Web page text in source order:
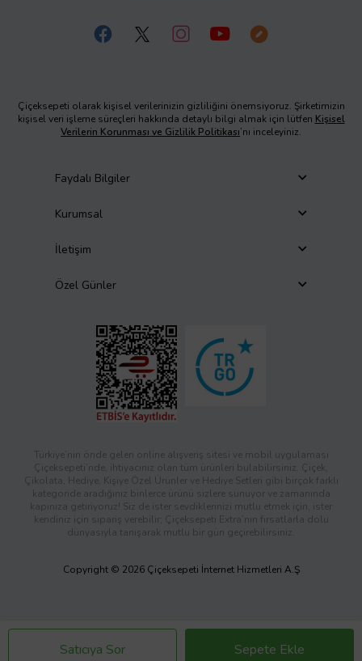
Satıcıya Sor Sepete Ekle
Çiçeksepeti olarak kişisel verilerinizin gizliliğini önemsiyoruz. Şirketimizin
kişisel veri işleme süreçleri hakkında detaylı bilgi almak için lütfen Kişisel
Verilerin Korunması ve Gizlilik Politikası’nı inceleyiniz.
Faydalı Bilgiler
Kurumsal
İletişim
Özel Günler
Türkiye’nin önde gelen online alışveriş sitesi ve mobil uygulaması
Çiçeksepeti’nde, ihtiyacınız olan tüm ürünleri bulabilirsiniz. Çiçek,
Çikolata, Hediye, Kişiye Özel Ürünler ve Hediye Setleri gibi birçok farklı
kategoride aradığınız binlerce ürünü sizlere sunuyor ve zamanında
kapınıza getiriyoruz! Siz de ister sevdiklerinizi mutlu etmek için, ister
kendiniz için sipariş verebilir; Çiçeksepeti Extra’nın fırsatlarla dolu
dünyasıyla tanışarak mutlu bir gün geçirebilirsiniz.
Copyright © 2026 Çiçeksepeti İnternet Hizmetleri A.Ş